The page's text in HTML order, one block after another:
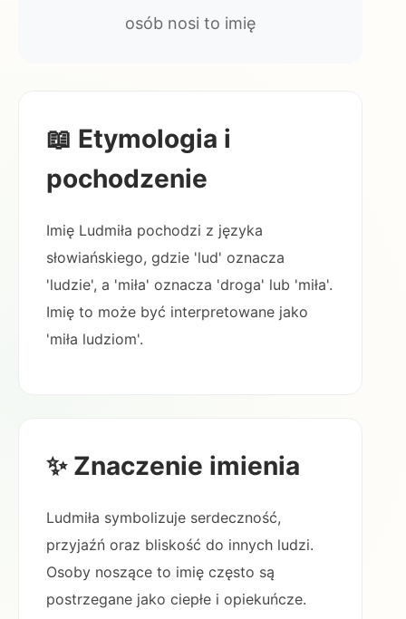
osób nosi to imię
📖 Etymologia i
pochodzenie
Imię Ludmiła pochodzi z języka
słowiańskiego, gdzie 'lud' oznacza
'ludzie', a 'miła' oznacza 'droga' lub 'miła'.
Imię to może być interpretowane jako
'miła ludziom'.
✨ Znaczenie imienia
Ludmiła symbolizuje serdeczność,
przyjaźń oraz bliskość do innych ludzi.
Osoby noszące to imię często są
postrzegane jako ciepłe i opiekuńcze.